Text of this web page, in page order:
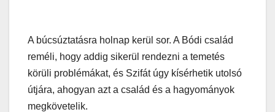
A búcsúztatásra holnap kerül sor. A Bódi család
reméli, hogy addig sikerül rendezni a temetés
körüli problémákat, és Szifát úgy kísérhetik utolsó
útjára, ahogyan azt a család és a hagyományok
megkövetelik.